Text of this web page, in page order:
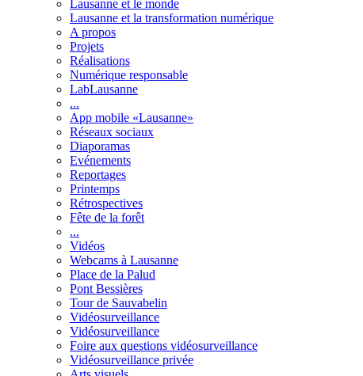
Lausanne et le monde
Lausanne et la transformation numérique
A propos
Projets
Réalisations
Numérique responsable
LabLausanne
...
App mobile «Lausanne»
Réseaux sociaux
Diaporamas
Evénements
Reportages
Printemps
Rétrospectives
Fête de la forêt
...
Vidéos
Webcams à Lausanne
Place de la Palud
Pont Bessières
Tour de Sauvabelin
Vidéosurveillance
Vidéosurveillance
Foire aux questions vidéosurveillance
Vidéosurveillance privée